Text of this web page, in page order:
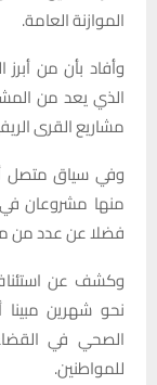
الموازنة العامة.
وأفاد بأن من
الذي يعد من
مشاريع القرى
وفي سياق متصل
منها مشروعان في
فضلا عن عدد من
وكشف عن
نحو شهرين
الصحي في
للمواطنين.